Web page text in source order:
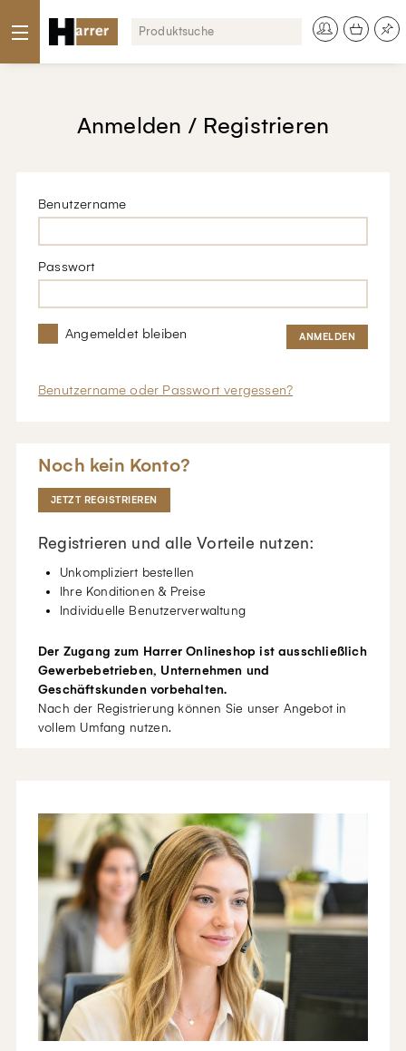
Anmelden / Registrieren
Benutzername
Passwort
Angemeldet bleiben
Benutzername oder Passwort vergessen?
Noch kein Konto?
JETZT REGISTRIEREN
Registrieren und alle Vorteile nutzen:
Unkompliziert bestellen
Ihre Konditionen & Preise
Individuelle Benutzerverwaltung
Der Zugang zum Harrer Onlineshop ist ausschließlich
Gewerbebetrieben, Unternehmen und
Geschäftskunden vorbehalten.
Nach der Registrierung können Sie unser Angebot in
vollem Umfang nutzen.